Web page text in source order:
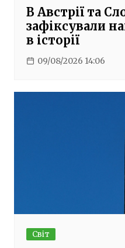
В Австрії та
зафіксували
в історії
09/08/2026 14:06
Світ